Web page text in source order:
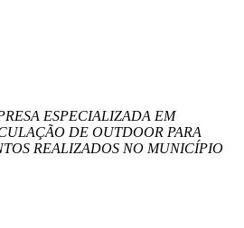
ESPECIALIZADA EM
DE OUTDOOR PARA
REALIZADOS NO MUNICÍPIO